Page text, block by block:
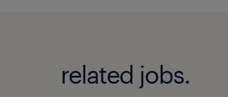
related jobs.